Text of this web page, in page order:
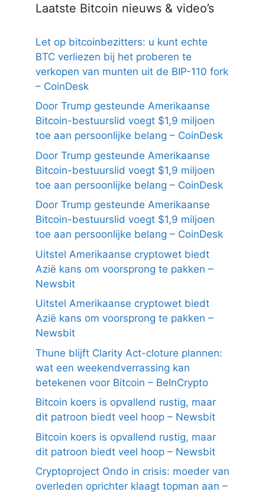
Laatste Bitcoin nieuws & video’s
Let op bitcoinbezitters: u kunt echte
BTC verliezen bij het proberen te
verkopen van munten uit de BIP-110 fork
– CoinDesk
Door Trump gesteunde Amerikaanse
Bitcoin-bestuurslid voegt $1,9 miljoen
toe aan persoonlijke belang – CoinDesk
Door Trump gesteunde Amerikaanse
Bitcoin-bestuurslid voegt $1,9 miljoen
toe aan persoonlijke belang – CoinDesk
Door Trump gesteunde Amerikaanse
Bitcoin-bestuurslid voegt $1,9 miljoen
toe aan persoonlijke belang – CoinDesk
Uitstel Amerikaanse cryptowet biedt
Azië kans om voorsprong te pakken –
Newsbit
Uitstel Amerikaanse cryptowet biedt
Azië kans om voorsprong te pakken –
Newsbit
Thune blijft Clarity Act-cloture plannen:
wat een weekendverrassing kan
betekenen voor Bitcoin – BeInCrypto
Bitcoin koers is opvallend rustig, maar
dit patroon biedt veel hoop – Newsbit
Bitcoin koers is opvallend rustig, maar
dit patroon biedt veel hoop – Newsbit
Cryptoproject Ondo in crisis: moeder van
overleden oprichter klaagt topman aan –